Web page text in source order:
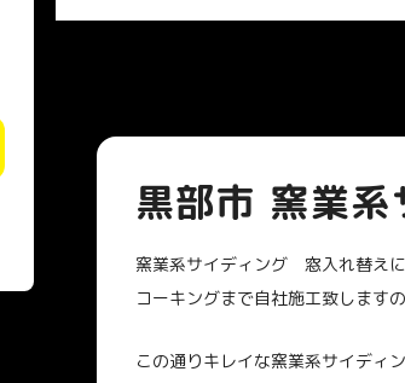
黒部市 窯業
窯業系サイディング 窓入れ替えに
コーキングまで自社施工致します
この通りキレイな窯業系サイディ